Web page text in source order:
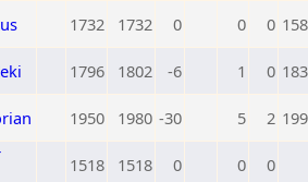
1732 1732 0 0 0
1796 1802 -6 1 0
1950 1980 -30 5 2
1518 1518 0 0 0